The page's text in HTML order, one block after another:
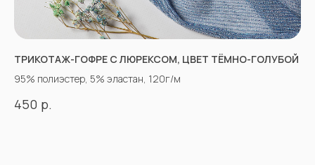
ТРИКОТАЖ-ГОФРЕ С ЛЮРЕКСОМ, ЦВЕТ ТЁМНО-ГОЛУБОЙ
95% полиэстер, 5% эластан, 120г/м
450 р.